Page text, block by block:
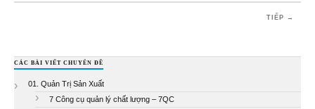
TIẾP →
CÁC BÀI VIẾT CHUYÊN ĐỀ
01. Quản Trị Sản Xuất
7 Công cụ quản lý chất lượng – 7QC